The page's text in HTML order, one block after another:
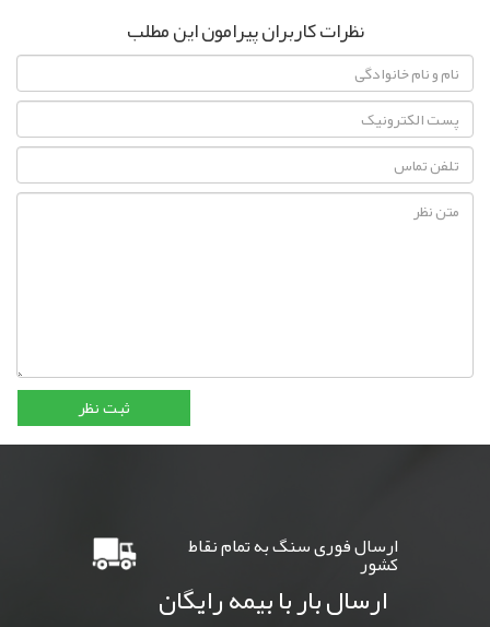
نظرات کاربران پیرامون این مطلب
ارسال فوری سنگ به تمام نقاط
کشور
ارسال بار با بیمه رایگان